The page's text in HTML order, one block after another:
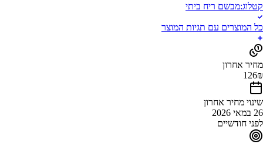
קטלוג:מבשם ריח ביתי
כל המוצרים עם תגיות המוצר
מחיר אחרון
126₪
שינוי מחיר אחרון
26 במאי 2026
לפני חודשיים